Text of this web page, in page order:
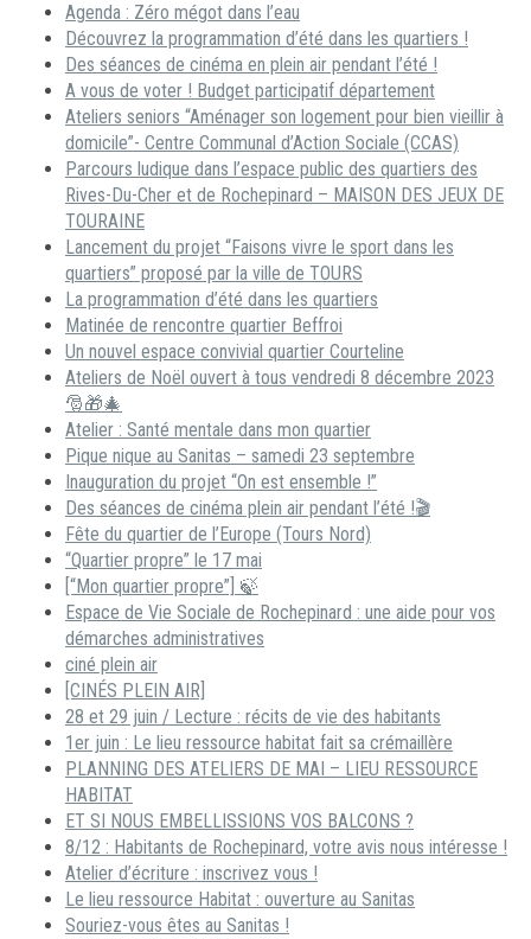
Agenda : Zéro mégot dans l’eau
Découvrez la programmation d’été dans les quartiers !
Des séances de cinéma en plein air pendant l’été !
A vous de voter ! Budget participatif département
Ateliers seniors “Aménager son logement pour bien vieillir à
domicile”- Centre Communal d’Action Sociale (CCAS)
Parcours ludique dans l’espace public des quartiers des
Rives-Du-Cher et de Rochepinard – MAISON DES JEUX DE
TOURAINE
Lancement du projet “Faisons vivre le sport dans les
quartiers” proposé par la ville de TOURS
La programmation d’été dans les quartiers
Matinée de rencontre quartier Beffroi
Un nouvel espace convivial quartier Courteline
Ateliers de Noël ouvert à tous vendredi 8 décembre 2023
🎅🎁🎄
Atelier : Santé mentale dans mon quartier
Pique nique au Sanitas – samedi 23 septembre
Inauguration du projet “On est ensemble !”
Des séances de cinéma plein air pendant l’été !🎬
Fête du quartier de l’Europe (Tours Nord)
“Quartier propre” le 17 mai
[“Mon quartier propre”] 🍃
Espace de Vie Sociale de Rochepinard : une aide pour vos
démarches administratives
ciné plein air
[CINÉS PLEIN AIR]
28 et 29 juin / Lecture : récits de vie des habitants
1er juin : Le lieu ressource habitat fait sa crémaillère
PLANNING DES ATELIERS DE MAI – LIEU RESSOURCE
HABITAT
ET SI NOUS EMBELLISSIONS VOS BALCONS ?
8/12 : Habitants de Rochepinard, votre avis nous intéresse !
Atelier d’écriture : inscrivez vous !
Le lieu ressource Habitat : ouverture au Sanitas
Souriez-vous êtes au Sanitas !